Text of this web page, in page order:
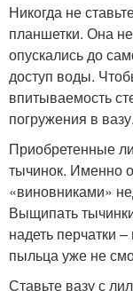
Никогда не
планшетки. Она
опускались до
доступ воды.
впитываемость
погружения в вазу.
Приобретенные
тычинок. Именно
«виновниками»
Выщипать
надеть перчатки
пыльца уже не
Ставьте вазу с